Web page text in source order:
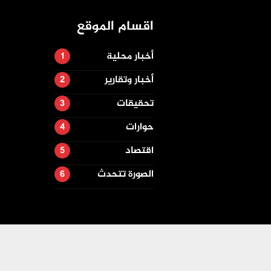
اقسام الموقع
أخبار محلية
أخبار وتقارير
تحقيقات
حوارات
اقتصاد
الصورة تتحدث